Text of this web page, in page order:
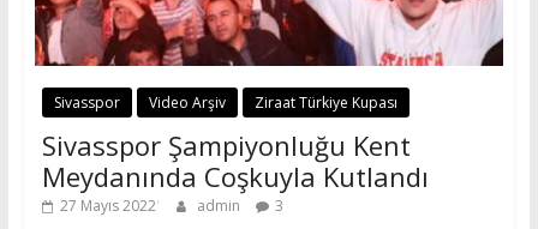
Sivasspor Video Arşiv Ziraat Türkiye Kupası
Sivasspor Şampiyonluğu Kent
Meydanında Coşkuyla Kutlandı
27 Mayıs 2022 admin 3